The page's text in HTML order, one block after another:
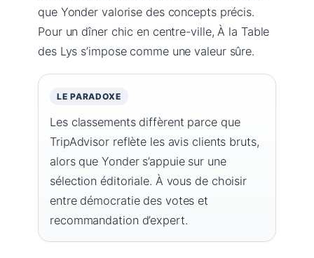
que Yonder valorise des concepts précis.
Pour un dîner chic en centre-ville, À la Table
des Lys s’impose comme une valeur sûre.
LE PARADOXE
Les classements diffèrent parce que
TripAdvisor reflète les avis clients bruts,
alors que Yonder s’appuie sur une
sélection éditoriale. À vous de choisir
entre démocratie des votes et
recommandation d’expert.